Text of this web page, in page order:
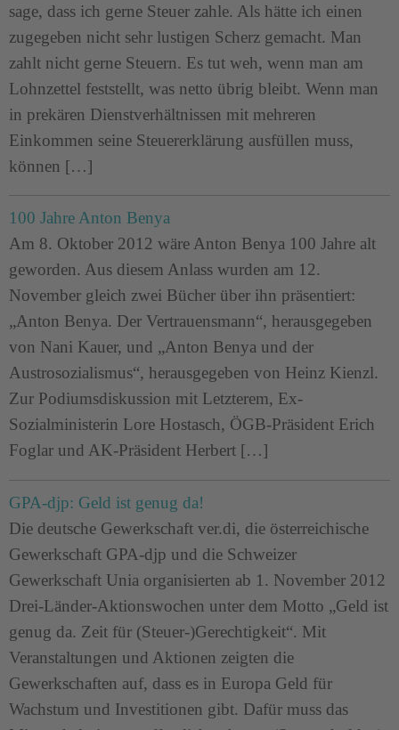
sage, dass ich gerne Steuer zahle. Als hätte ich einen
zugegeben nicht sehr lustigen Scherz gemacht. Man
zahlt nicht gerne Steuern. Es tut weh, wenn man am
Lohnzettel feststellt, was netto übrig bleibt. Wenn man
in prekären Dienstverhältnissen mit mehreren
Einkommen seine Steuererklärung ausfüllen muss,
können […]
100 Jahre Anton Benya
Am 8. Oktober 2012 wäre Anton Benya 100 Jahre alt
geworden. Aus diesem Anlass wurden am 12.
November gleich zwei Bücher über ihn präsentiert:
„Anton Benya. Der Vertrauensmann“, herausgegeben
von Nani Kauer, und „Anton Benya und der
Austrosozialismus“, herausgegeben von Heinz Kienzl.
Zur Podiumsdiskussion mit Letzterem, Ex-
Sozialministerin Lore Hostasch, ÖGB-Präsident Erich
Foglar und AK-Präsident Herbert […]
GPA-djp: Geld ist genug da!
Die deutsche Gewerkschaft ver.di, die österreichische
Gewerkschaft GPA-djp und die Schweizer
Gewerkschaft Unia organisierten ab 1. November 2012
Drei-Länder-Aktionswochen unter dem Motto „Geld ist
genug da. Zeit für (Steuer-)Gerechtigkeit“. Mit
Veranstaltungen und Aktionen zeigten die
Gewerkschaften auf, dass es in Europa Geld für
Wachstum und Investitionen gibt. Dafür muss das